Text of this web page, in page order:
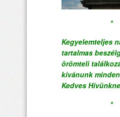
*
Kegyelemteljes
tartalmas
örömteli
kívánunk minden
Kedves
*